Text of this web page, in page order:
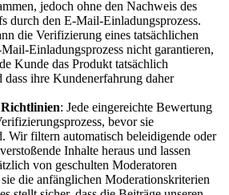
jedoch ohne den Nachweis des
durch den E-Mail-Einladungsprozess.
die Verifizierung eines tatsächlichen
Einladungsprozess nicht garantieren,
Kunde das Produkt tatsächlich
dass ihre Kundenerfahrung daher
: Jede eingereichte Bewertung
bevor sie
Wir filtern automatisch beleidigende oder
Inhalte heraus und lassen
von geschulten Moderatoren
die anfänglichen Moderationskriterien